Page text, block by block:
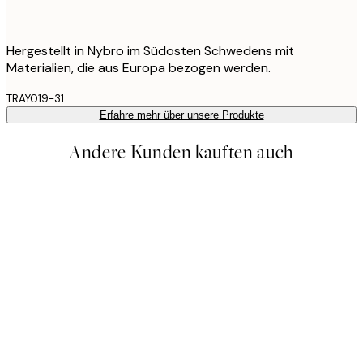
Hergestellt in Nybro im Südosten Schwedens mit
Materialien, die aus Europa bezogen werden.
TRAY019-31
Erfahre mehr über unsere Produkte
Andere Kunden kauften auch